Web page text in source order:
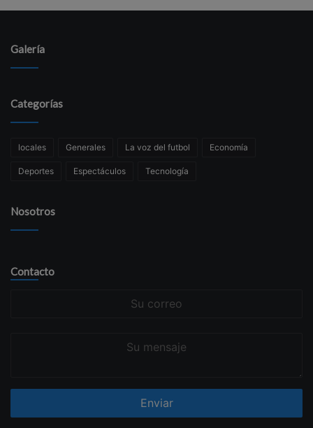
Galería
Categorías
locales Generales La voz del futbol Economía
Deportes Espectáculos Tecnología
Nosotros
Contacto